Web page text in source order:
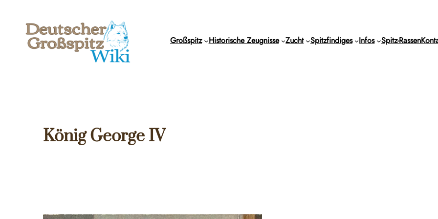
Inhalt
springen
Großspitz Historische Zeugnisse Zucht Spitzfindiges Infos Spitz-Rassen
König George IV